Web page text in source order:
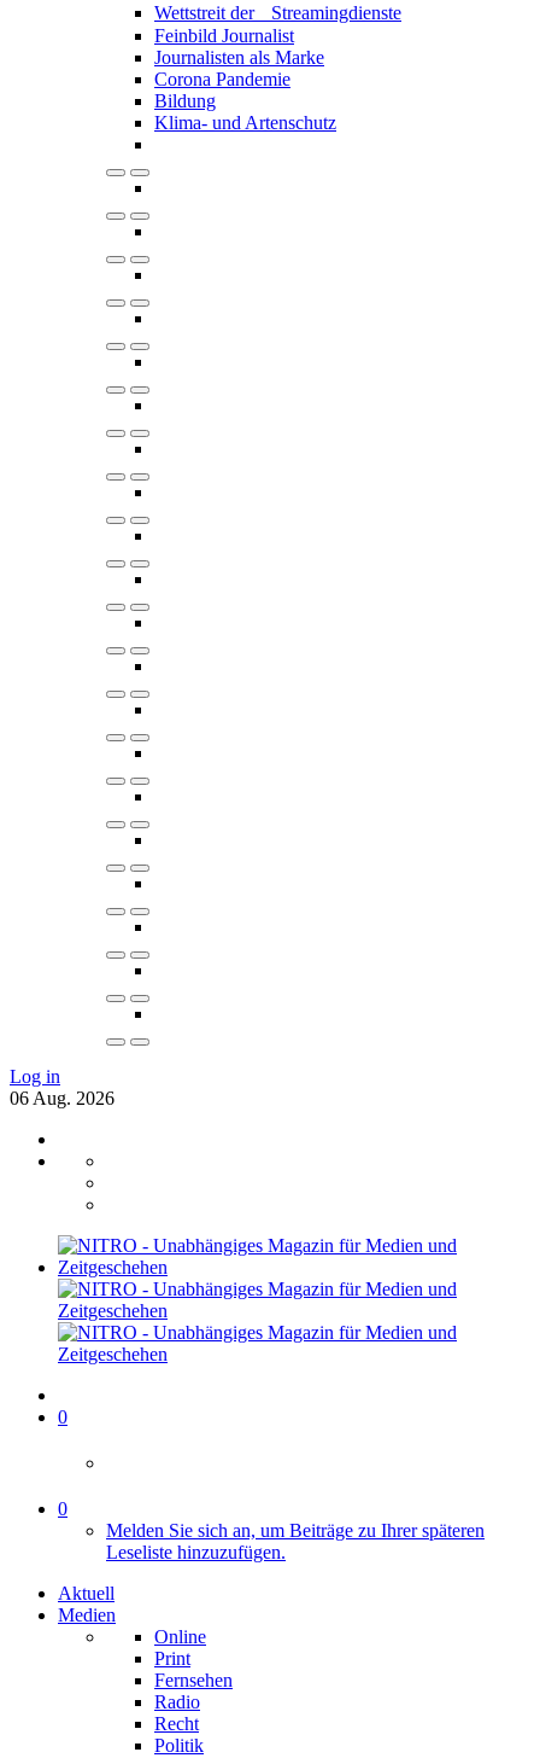
Wettstreit der Streamingdienste
Feinbild Journalist
Journalisten als Marke
Corona Pandemie
Bildung
Klima- und Artenschutz
Log in
06 Aug. 2026
0
0
Melden Sie sich an, um Beiträge zu Ihrer späteren
Leseliste hinzuzufügen.
Aktuell
Medien
Online
Print
Fernsehen
Radio
Recht
Politik